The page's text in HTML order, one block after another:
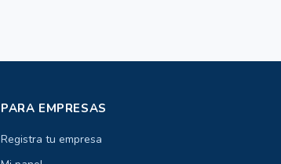
PARA EMPRESAS
Registra tu empresa